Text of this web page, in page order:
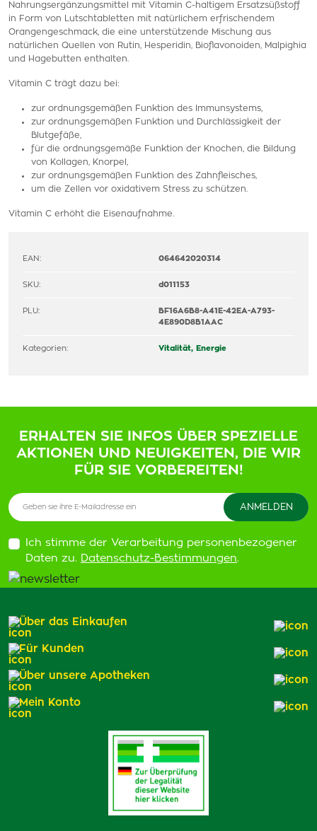
Nahrungsergänzungsmittel mit Vitamin C-haltigem Ersatzsüßstoff
in Form von Lutschtabletten mit natürlichem erfrischendem
Orangengeschmack, die eine unterstützende Mischung aus
natürlichen Quellen von Rutin, Hesperidin, Bioflavonoiden, Malpighia
und Hagebutten enthalten.
Vitamin C trägt dazu bei:
zur ordnungsgemäßen Funktion des Immunsystems,
zur ordnungsgemäßen Funktion und Durchlässigkeit der
Blutgefäße,
für die ordnungsgemäße Funktion der Knochen, die Bildung
von Kollagen, Knorpel,
zur ordnungsgemäßen Funktion des Zahnfleisches,
um die Zellen vor oxidativem Stress zu schützen.
Vitamin C erhöht die Eisenaufnahme.
EAN: 064642020314
SKU: d011153
PLU:
BF16A6B8-A41E-42EA-A793-
4E890D8B1AAC
Kategorien: Vitalität, Energie
ERHALTEN SIE INFOS ÜBER SPEZIELLE
AKTIONEN UND NEUIGKEITEN, DIE WIR
FÜR SIE VORBEREITEN!
Ich stimme der Verarbeitung personenbezogener
Daten zu. Datenschutz-Bestimmungen.
Über das Einkaufen
Für Kunden
Über unsere Apotheken
Mein Konto